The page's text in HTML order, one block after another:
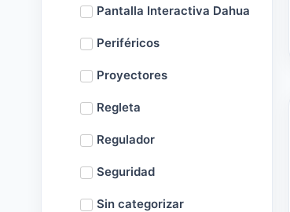
Pantalla Interactiva Dahua
Periféricos
Proyectores
Regleta
Regulador
Seguridad
Sin categorizar